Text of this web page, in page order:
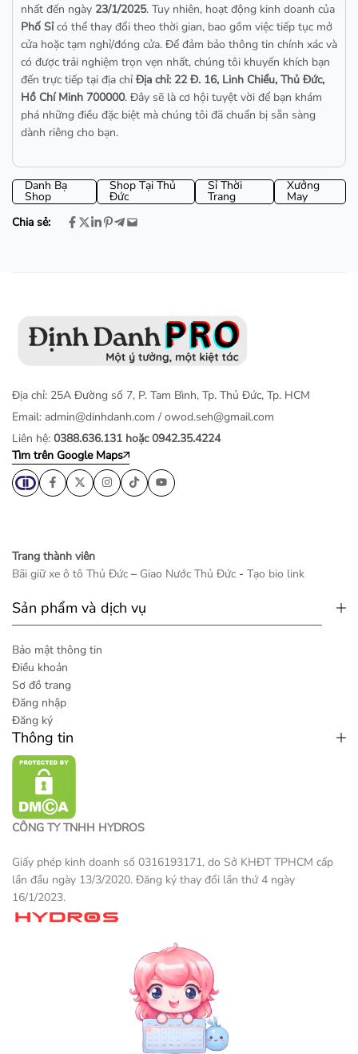
nhất đến ngày 23/1/2025. Tuy nhiên, hoạt động kinh doanh của
Phố Sỉcó thể thay đổi theo thời gian, bao gồm việc tiếp tục mở
cửa hoặc tạm nghỉ/đóng cửa. Để đảm bảo thông tin chính xác và
có được trải nghiệm trọn vẹn nhất, chúng tôi khuyến khích bạn
đến trực tiếp tại địa chỉ Địa chỉ: 22 Đ. 16, Linh Chiểu, Thủ Đức,
Hồ Chí Minh 700000. Đây sẽ là cơ hội tuyệt vời để bạn khám
phá những điều đặc biệt mà chúng tôi đã chuẩn bị sẵn sàng
dành riêng cho bạn.
Danh Bạ
Shop
Shop Tại Thủ
Đức
Sỉ Thời
Trang
Xưởng
May
Chia sẻ:
Địa chỉ: 25A Đường số 7, P. Tam Bình, Tp. Thủ Đức, Tp. HCM
Email: admin@dinhdanh.com / owod.seh@gmail.com
Liên hệ: 0388.636.131 hoặc 0942.35.4224
Tìm trên Google Maps
Trang thành viên
Bãi giữ xe ô tô Thủ Đức – Giao Nước Thủ Đức - Tạo bio link
Sản phẩm và dịch vụ
Bảo mật thông tin
Điều khoản
Sơ đồ trang
Đăng nhập
Đăng ký
Thông tin
CÔNG TY TNHH HYDROS
Giấy phép kinh doanh số 0316193171, do Sở KHĐT TPHCM cấp
lần đầu ngày 13/3/2020. Đăng ký thay đổi lần thứ 4 ngày
16/1/2023.